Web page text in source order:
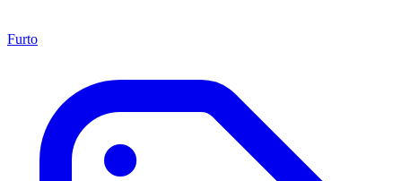
Furto